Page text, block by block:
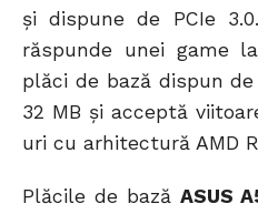
și dispune de PCIe
răspunde unei game
plăci de bază dispun
32 MB și acceptă
uri cu arhitectură AMD
Plăcile de bază ASUS